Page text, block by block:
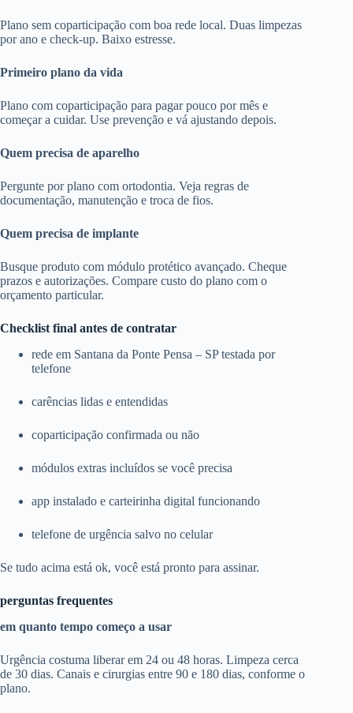
Plano sem coparticipação com boa rede local. Duas limpezas
por ano e check-up. Baixo estresse.
Primeiro plano da vida
Plano com coparticipação para pagar pouco por mês e
começar a cuidar. Use prevenção e vá ajustando depois.
Quem precisa de aparelho
Pergunte por plano com ortodontia. Veja regras de
documentação, manutenção e troca de fios.
Quem precisa de implante
Busque produto com módulo protético avançado. Cheque
prazos e autorizações. Compare custo do plano com o
orçamento particular.
Checklist final antes de contratar
rede em Santana da Ponte Pensa – SP testada por
telefone
carências lidas e entendidas
coparticipação confirmada ou não
módulos extras incluídos se você precisa
app instalado e carteirinha digital funcionando
telefone de urgência salvo no celular
Se tudo acima está ok, você está pronto para assinar.
perguntas frequentes
em quanto tempo começo a usar
Urgência costuma liberar em 24 ou 48 horas. Limpeza cerca
de 30 dias. Canais e cirurgias entre 90 e 180 dias, conforme o
plano.